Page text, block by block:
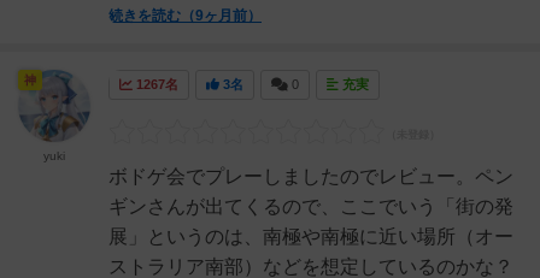
続きを読む（9ヶ月前）
1267名 3名 0 充実
ボドゲ会でプレーしましたのでレビュー。ペン
ギンさんが出てくるので、ここでいう「街の発
展」というのは、南極や南極に近い場所（オー
ストラリア南部）などを想定しているのかな？
神
yuki